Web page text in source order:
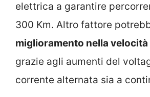
elettrica a garantire
300 Km. Altro fattore
miglioramento nella
grazie agli aumenti del
corrente alternata sia a